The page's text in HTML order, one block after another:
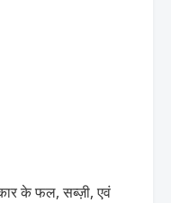
के फल, सब्ज़ी, एवं